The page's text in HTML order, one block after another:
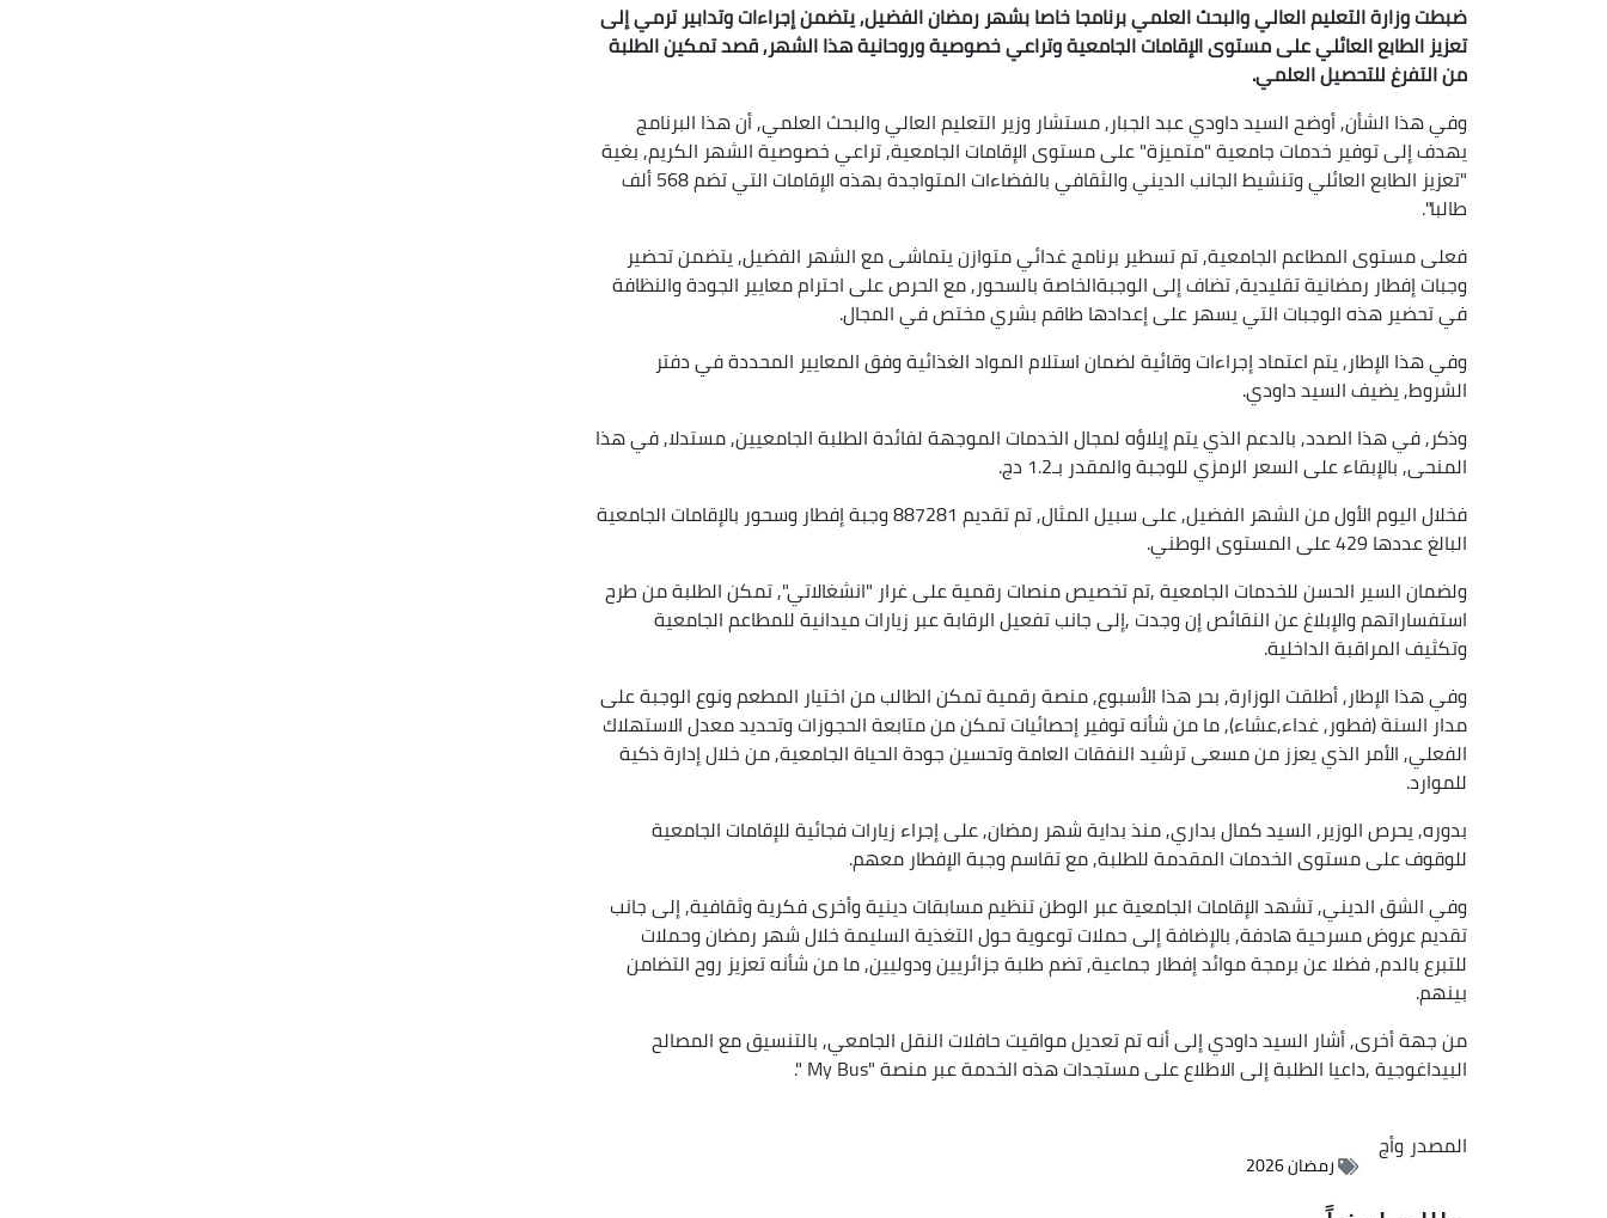
ضبطت وزارة التعليم العالي والبحث العلمي برنامجا خاصا بشهر رمضان الفضيل, يتضمن إجراءات وتدابير ترمي إلى
تعزيز الطابع العائلي على مستوى الإقامات الجامعية وتراعي خصوصية وروحانية هذا الشهر, قصد تمكين الطلبة
من التفرغ للتحصيل العلمي.
وفي هذا الشأن, أوضح السيد داودي عبد الجبار, مستشار وزير التعليم العالي والبحث العلمي, أن هذا البرنامج
يهدف إلى توفير خدمات جامعية "متميزة" على مستوى الإقامات الجامعية, تراعي خصوصية الشهر الكريم, بغية
"تعزيز الطابع العائلي وتنشيط الجانب الديني والثقافي بالفضاءات المتواجدة بهذه الإقامات التي تضم 568 ألف
طالبا".
فعلى مستوى المطاعم الجامعية, تم تسطير برنامج غدائي متوازن يتماشى مع الشهر الفضيل, يتضمن تحضير
وجبات إفطار رمضانية تقليدية, تضاف إلى الوجبةالخاصة بالسحور, مع الحرص على احترام معايير الجودة والنظافة
في تحضير هذه الوجبات التي يسهر على إعدادها طاقم بشري مختص في المجال.
وفي هذا الإطار, يتم اعتماد إجراءات وقائية لضمان استلام المواد الغذائية وفق المعايير المحددة في دفتر
الشروط, يضيف السيد داودي.
وذكر, في هذا الصدد, بالدعم الذي يتم إيلاؤه لمجال الخدمات الموجهة لفائدة الطلبة الجامعيين, مستدلا, في هذا
المنحى, بالإبقاء على السعر الرمزي للوجبة والمقدر بـ1.2 دج.
فخلال اليوم الأول من الشهر الفضيل, على سبيل المثال, تم تقديم 887281 وجبة إفطار وسحور بالإقامات الجامعية
البالغ عددها 429 على المستوى الوطني.
ولضمان السير الحسن للخدمات الجامعية ,تم تخصيص منصات رقمية على غرار "انشغالاتي", تمكن الطلبة من طرح
استفساراتهم والإبلاغ عن النقائص إن وجدت ,إلى جانب تفعيل الرقابة عبر زيارات ميدانية للمطاعم الجامعية
وتكثيف المراقبة الداخلية.
وفي هذا الإطار, أطلقت الوزارة, بحر هذا الأسبوع, منصة رقمية تمكن الطالب من اختيار المطعم ونوع الوجبة على
مدار السنة (فطور, غداء,عشاء), ما من شأنه توفير إحصائيات تمكن من متابعة الحجوزات وتحديد معدل الاستهلاك
الفعلي, الأمر الذي يعزز من مسعى ترشيد النفقات العامة وتحسين جودة الحياة الجامعية, من خلال إدارة ذكية
للموارد.
بدوره, يحرص الوزير, السيد كمال بداري, منذ بداية شهر رمضان, على إجراء زيارات فجائية للإقامات الجامعية
للوقوف على مستوى الخدمات المقدمة للطلبة, مع تقاسم وجبة الإفطار معهم.
وفي الشق الديني, تشهد الإقامات الجامعية عبر الوطن تنظيم مسابقات دينية وأخرى فكرية وثقافية, إلى جانب
تقديم عروض مسرحية هادفة, بالإضافة إلى حملات توعوية حول التغذية السليمة خلال شهر رمضان وحملات
للتبرع بالدم, فضلا عن برمجة موائد إفطار جماعية, تضم طلبة جزائريين ودوليين, ما من شأنه تعزيز روح التضامن
بينهم.
من جهة أخرى, أشار السيد داودي إلى أنه تم تعديل مواقيت حافلات النقل الجامعي, بالتنسيق مع المصالح
البيداغوجية ,داعيا الطلبة إلى الاطلاع على مستجدات هذه الخدمة عبر منصة "My Bus ".
المصدر وأج
رمضان 2026